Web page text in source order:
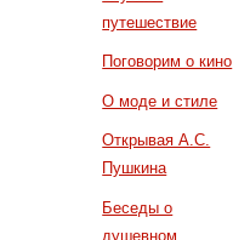
путешествие
Поговорим о кино
О моде и стиле
Открывая А.С.
Пушкина
Беседы о
душевном